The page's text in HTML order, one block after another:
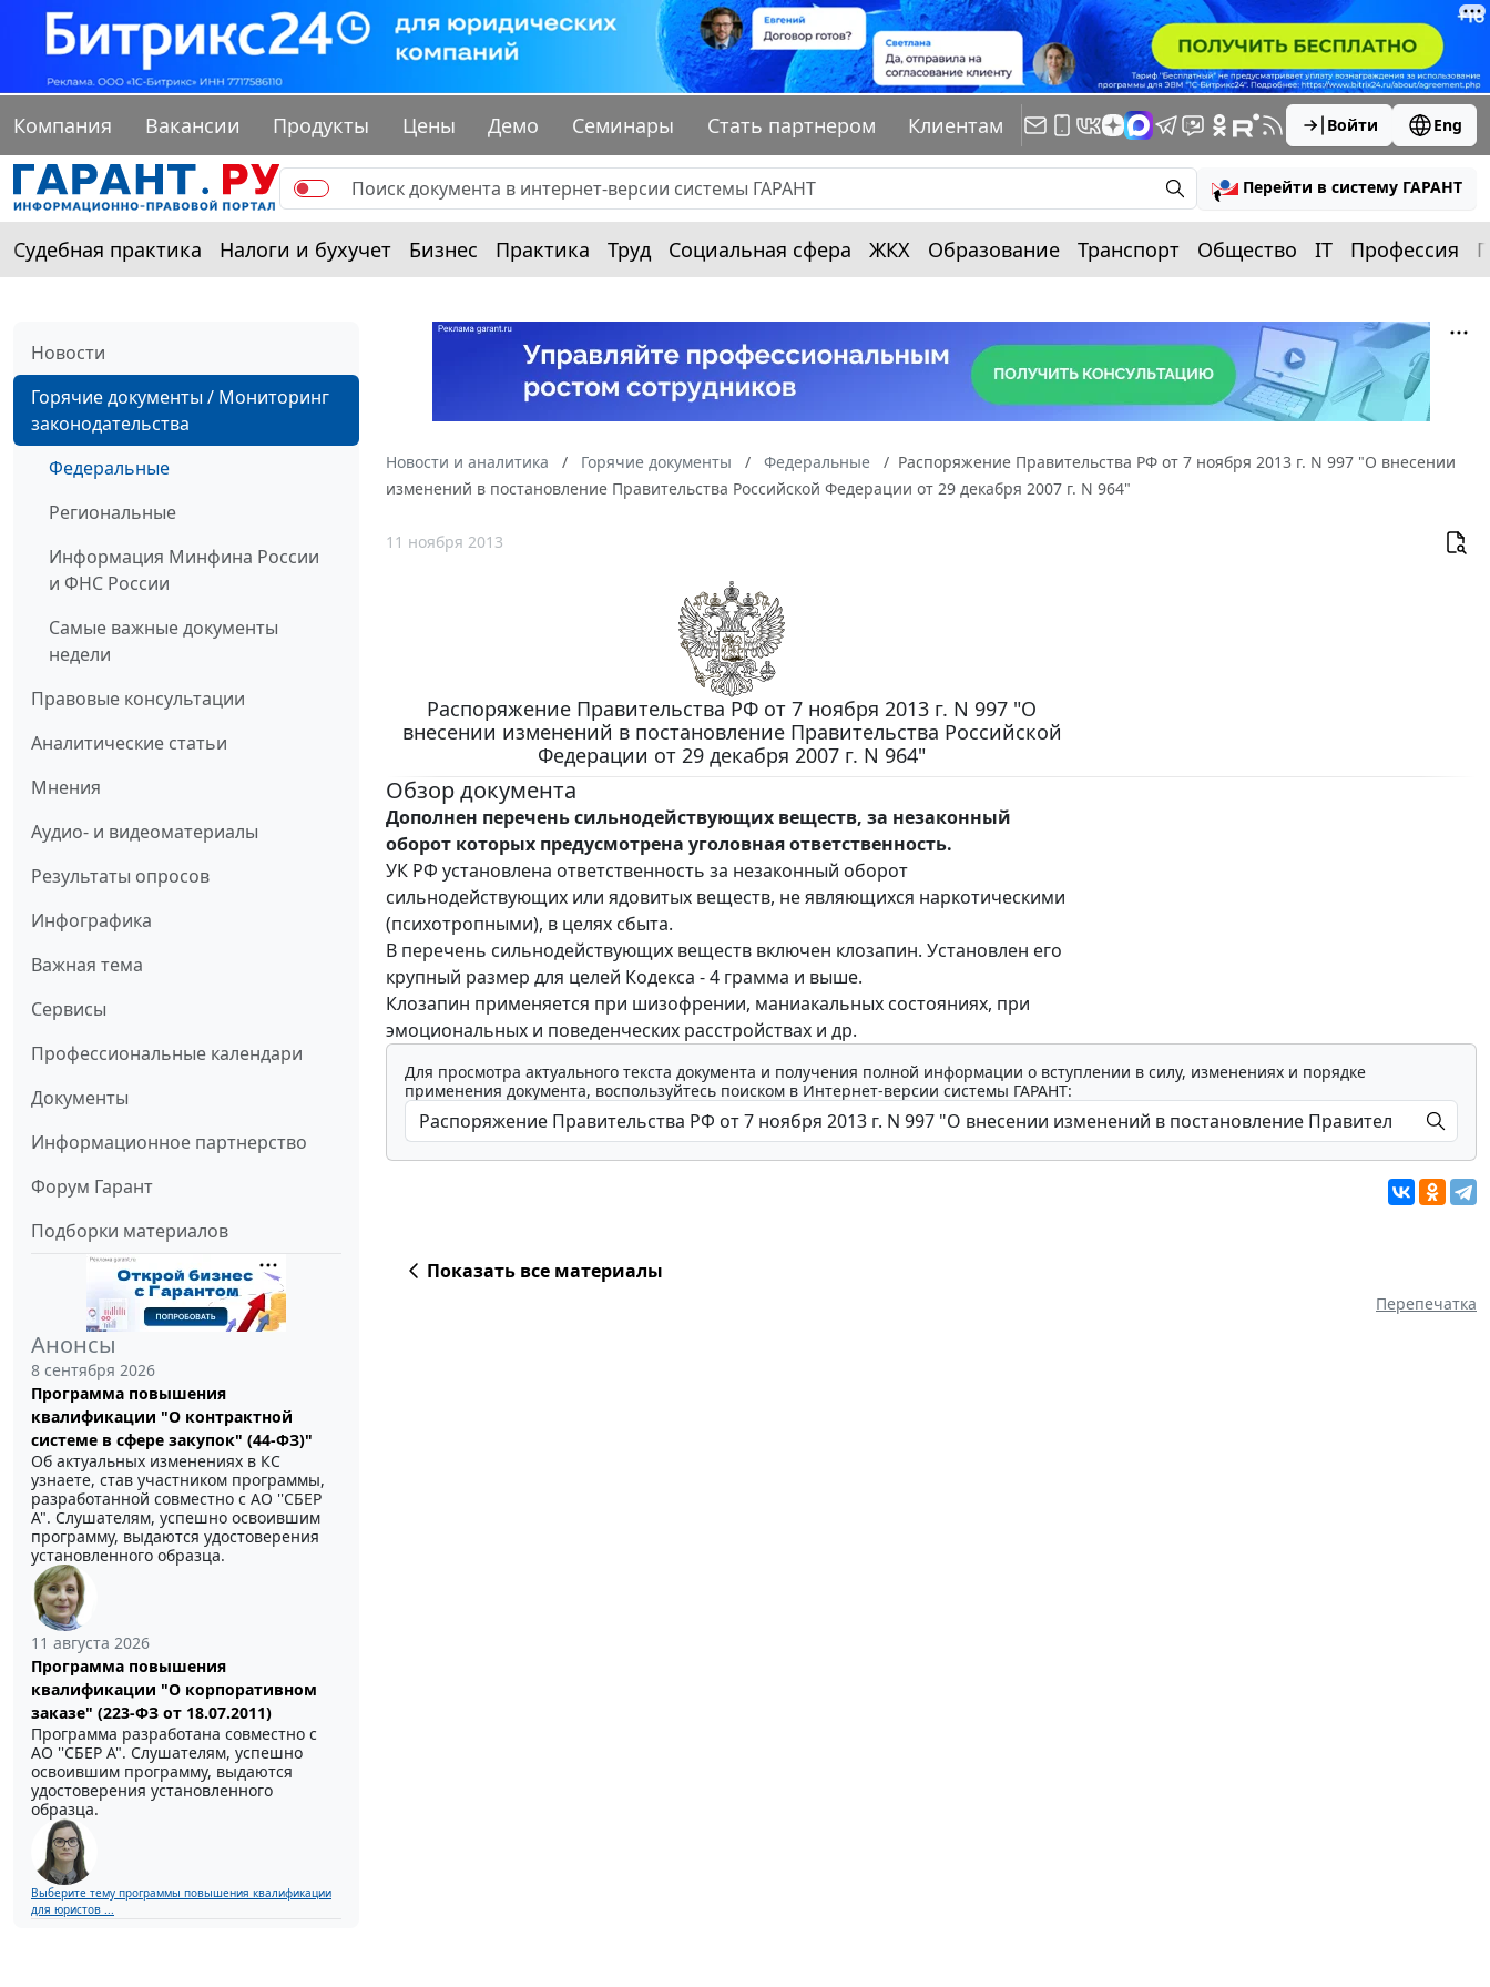
Компания Вакансии Продукты Цены Демо Семинары Стать партнером Клиентам Войти Eng
Перейти в систему ГАРАНТ
Судебная практика Налоги и бухучет Бизнес Практика Труд Социальная сфера ЖКХ Образование Транспорт Общество IT Профессия
Новости
Горячие документы / Мониторинг
законодательства
Федеральные
Региональные
Информация Минфина России
и ФНС России
Самые важные документы
недели
Правовые консультации
Аналитические статьи
Мнения
Аудио- и видеоматериалы
Результаты опросов
Инфографика
Важная тема
Сервисы
Профессиональные календари
Документы
Информационное партнерство
Форум Гарант
Подборки материалов
Анонсы
8 сентября 2026
Программа повышения
квалификации "О контрактной
системе в сфере закупок" (44-ФЗ)"
Об актуальных изменениях в КС
узнаете, став участником программы,
разработанной совместно с АО ''СБЕР
А". Слушателям, успешно освоившим
программу, выдаются удостоверения
установленного образца.
11 августа 2026
Программа повышения
квалификации "О корпоративном
заказе" (223-ФЗ от 18.07.2011)
Программа разработана совместно с
АО ''СБЕР А". Слушателям, успешно
освоившим программу, выдаются
удостоверения установленного
образца.
Выберите тему программы повышения квалификации
для юристов ...
Новости и аналитика Горячие документы Федеральные
Распоряжение Правительства РФ от 7 ноября 2013 г. N 997 "О внесении
изменений в постановление Правительства Российской Федерации от 29 декабря 2007 г. N 964"
11 ноября 2013
Распоряжение Правительства РФ от 7 ноября 2013 г. N 997 "О
внесении изменений в постановление Правительства Российской
Федерации от 29 декабря 2007 г. N 964"
Обзор документа
Дополнен перечень сильнодействующих веществ, за незаконный
оборот которых предусмотрена уголовная ответственность.
УК РФ установлена ответственность за незаконный оборот
сильнодействующих или ядовитых веществ, не являющихся наркотическими
(психотропными), в целях сбыта.
В перечень сильнодействующих веществ включен клозапин. Установлен его
крупный размер для целей Кодекса - 4 грамма и выше.
Клозапин применяется при шизофрении, маниакальных состояниях, при
эмоциональных и поведенческих расстройствах и др.
Для просмотра актуального текста документа и получения полной информации о вступлении в силу, изменениях и порядке
применения документа, воспользуйтесь поиском в Интернет-версии системы ГАРАНТ:
Показать все материалы
Перепечатка